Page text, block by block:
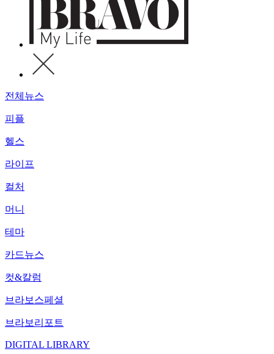
전체뉴스
피플
헬스
라이프
컬처
머니
테마
카드뉴스
컷&칼럼
브라보스페셜
브라보리포트
DIGITAL LIBRARY